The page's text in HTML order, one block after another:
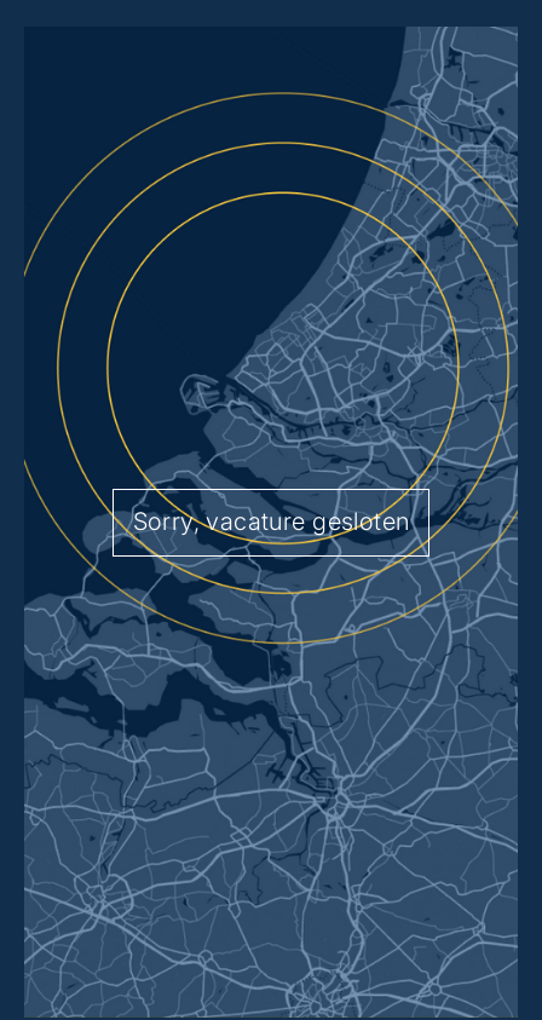
Sorry, vacature gesloten